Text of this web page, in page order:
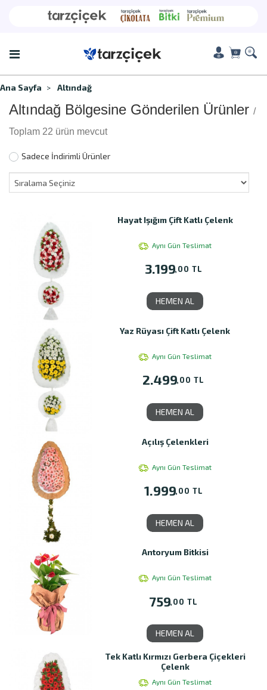
Ana Sayfa Altındağ
Altındağ Bölgesine Gönderilen Ürünler /
Toplam 22 ürün mevcut
Sadece İndirimli Ürünler
Hayat Işığım Çift Katlı Çelenk
Aynı Gün Teslimat
3.199,00 TL
HEMEN AL
Yaz Rüyası Çift Katlı Çelenk
Aynı Gün Teslimat
2.499,00 TL
HEMEN AL
Açılış Çelenkleri
Aynı Gün Teslimat
1.999,00 TL
HEMEN AL
Antoryum Bitkisi
Aynı Gün Teslimat
759,00 TL
HEMEN AL
Tek Katlı Kırmızı Gerbera Çiçekleri
Çelenk
Aynı Gün Teslimat